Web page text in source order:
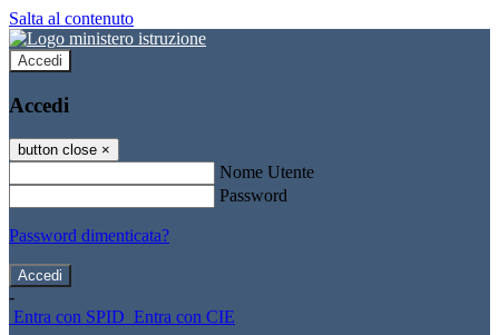
Salta al contenuto
Accedi
Accedi
button close ×
Nome Utente
Password
Password dimenticata?
-
Entra con SPID Entra con CIE